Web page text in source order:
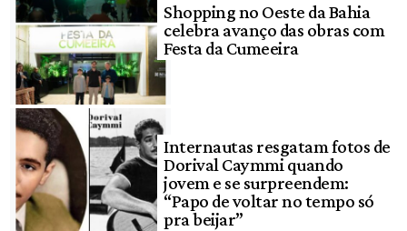
Shopping no Oeste da Bahia
celebra avanço das obras com
Festa da Cumeeira
Internautas resgatam fotos de
Dorival Caymmi quando
jovem e se surpreendem:
“Papo de voltar no tempo só
pra beijar”